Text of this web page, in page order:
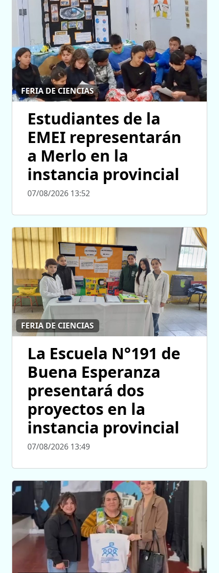
FERIA DE CIENCIAS
Estudiantes de la
EMEI representarán
a Merlo en la
instancia provincial
07/08/2026 13:52
FERIA DE CIENCIAS
La Escuela N°191 de
Buena Esperanza
presentará dos
proyectos en la
instancia provincial
07/08/2026 13:49